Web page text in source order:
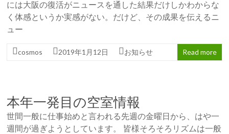
には大阪の復活がニュースを通した結果だけしかわからな
く体感というか実感がない。だけど、その成果を伝えるニ
ュー
cosmos 2019年1月12日 お知らせ Read more
本年一発目の空室情報
世間一般に仕事始めと言われる先週の金曜日から、はや一
週間が過ぎようとしています。 皆様そろそろリズムは一般